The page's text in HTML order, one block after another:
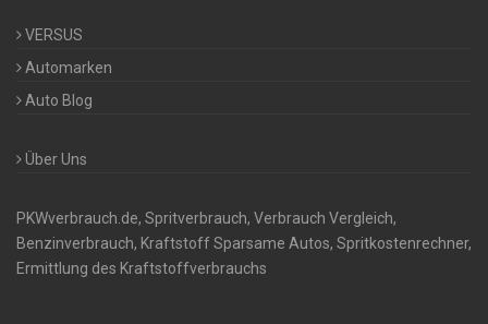
VERSUS
Automarken
Auto Blog
Über Uns
PKWverbrauch.de, Spritverbrauch, Verbrauch Vergleich,
Benzinverbrauch, Kraftstoff Sparsame Autos, Spritkostenrechner,
Ermittlung des Kraftstoffverbrauchs